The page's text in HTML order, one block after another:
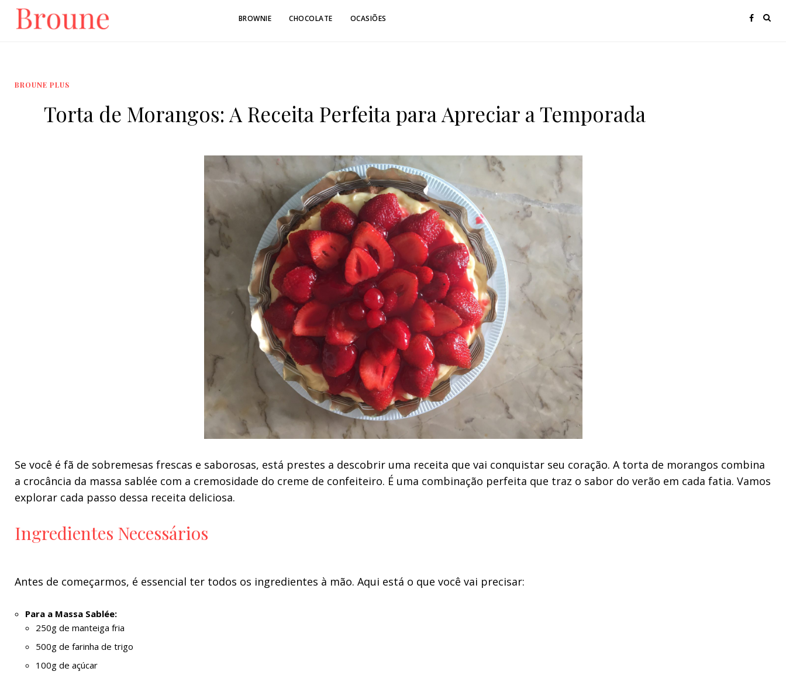
BROWNIE CHOCOLATE OCASIÕES
BROUNE PLUS
Torta de Morangos: A Receita Perfeita para Apreciar a Temporada
Se você é fã de sobremesas frescas e saborosas, está prestes a descobrir uma receita que vai conquistar seu coração. A torta de morangos combina
a crocância da massa sablée com a cremosidade do creme de confeiteiro. É uma combinação perfeita que traz o sabor do verão em cada fatia. Vamos
explorar cada passo dessa receita deliciosa.
Ingredientes Necessários
Antes de começarmos, é essencial ter todos os ingredientes à mão. Aqui está o que você vai precisar:
Para a Massa Sablée:
250g de manteiga fria
500g de farinha de trigo
100g de açúcar